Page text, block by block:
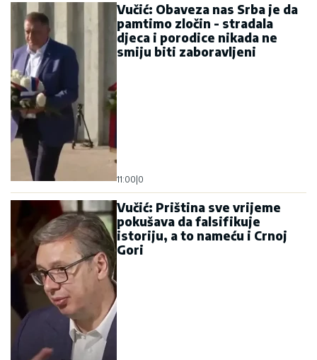
Vučić: Obaveza nas Srba je da
pamtimo zločin - stradala
djeca i porodice nikada ne
smiju biti zaboravljeni
11:00 0
Vučić: Priština sve vrijeme
pokušava da falsifikuje
istoriju, a to nameću i Crnoj
Gori